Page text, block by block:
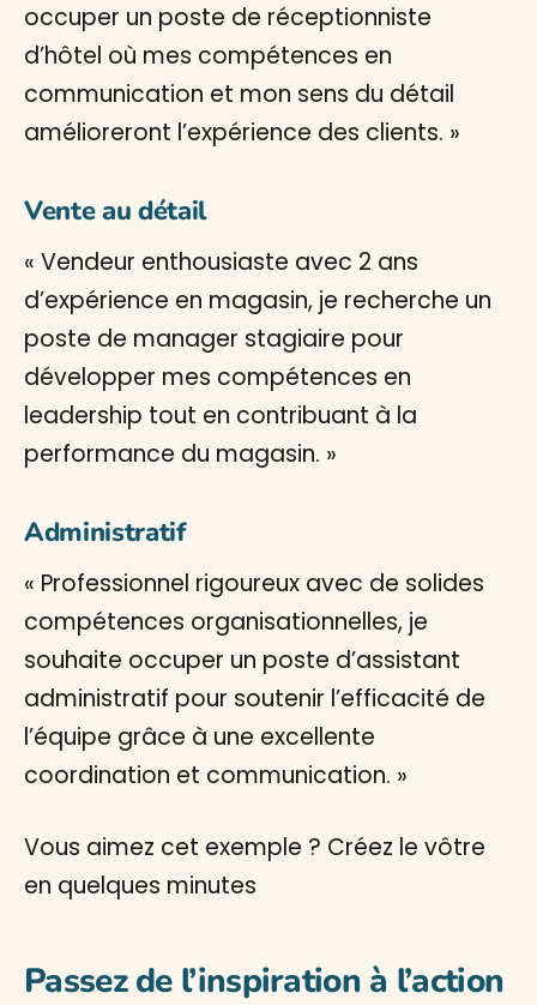
occuper un poste de réceptionniste
d’hôtel où mes compétences en
communication et mon sens du détail
amélioreront l’expérience des clients. »
Vente au détail
« Vendeur enthousiaste avec 2 ans
d’expérience en magasin, je recherche un
poste de manager stagiaire pour
développer mes compétences en
leadership tout en contribuant à la
performance du magasin. »
Administratif
« Professionnel rigoureux avec de solides
compétences organisationnelles, je
souhaite occuper un poste d’assistant
administratif pour soutenir l’efficacité de
l’équipe grâce à une excellente
coordination et communication. »
Vous aimez cet exemple ? Créez le vôtre
en quelques minutes
Passez de l’inspiration à l’action